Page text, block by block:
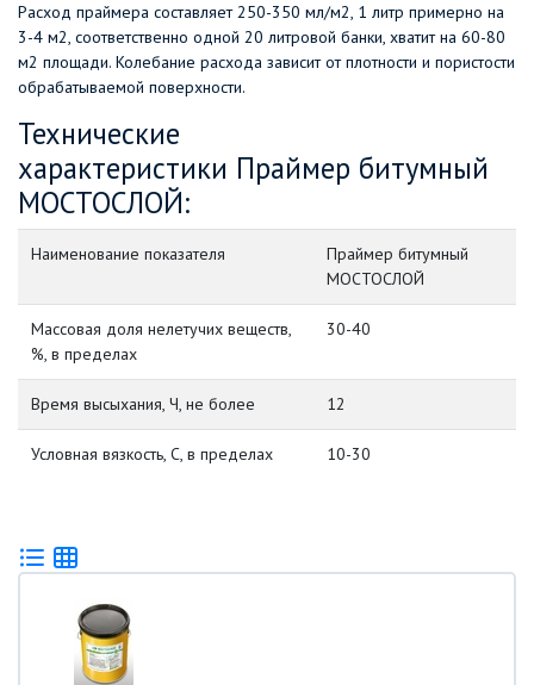
Расход праймера составляет 250-350 мл/м2, 1 литр примерно на
3-4 м2, соответственно одной 20 литровой банки, хватит на 60-80
м2 площади. Колебание расхода зависит от плотности и пористости
обрабатываемой поверхности.
Технические
характеристики Праймер битумный
МОСТОСЛОЙ:
Наименование показателя
Праймер битумный
МОСТОСЛОЙ
Массовая доля нелетучих веществ,
%, в пределах
30-40
Время высыхания, Ч, не более 12
Условная вязкость, С, в пределах 10-30